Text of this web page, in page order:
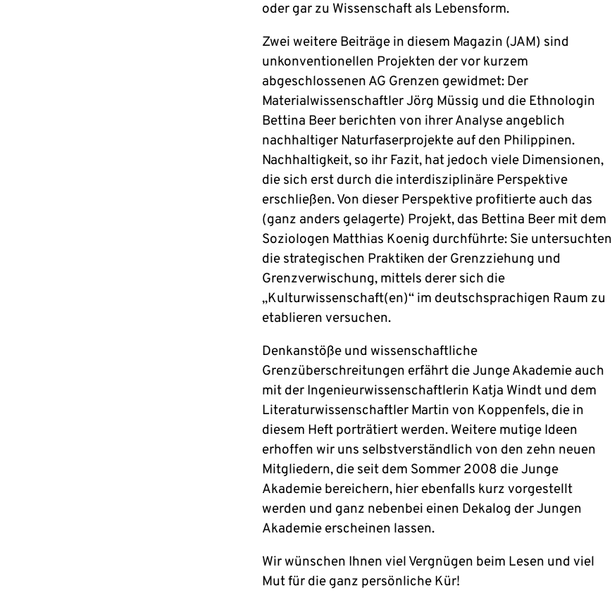
oder gar zu Wissenschaft als Lebensform.
Zwei weitere Beiträge in diesem Magazin (JAM) sind
unkonventionellen Projekten der vor kurzem
abgeschlossenen AG Grenzen gewidmet: Der
Materialwissenschaftler Jörg Müssig und die Ethnologin
Bettina Beer berichten von ihrer Analyse angeblich
nachhaltiger Naturfaserprojekte auf den Philippinen.
Nachhaltigkeit, so ihr Fazit, hat jedoch viele Dimensionen,
die sich erst durch die interdisziplinäre Perspektive
erschließen. Von dieser Perspektive profitierte auch das
(ganz anders gelagerte) Projekt, das Bettina Beer mit dem
Soziologen Matthias Koenig durchführte: Sie untersuchten
die strategischen Praktiken der Grenzziehung und
Grenzverwischung, mittels derer sich die
„Kulturwissenschaft(en)“ im deutschsprachigen Raum zu
etablieren versuchen.
Denkanstöße und wissenschaftliche
Grenzüberschreitungen erfährt die Junge Akademie auch
mit der Ingenieurwissenschaftlerin Katja Windt und dem
Literaturwissenschaftler Martin von Koppenfels, die in
diesem Heft porträtiert werden. Weitere mutige Ideen
erhoffen wir uns selbstverständlich von den zehn neuen
Mitgliedern, die seit dem Sommer 2008 die Junge
Akademie bereichern, hier ebenfalls kurz vorgestellt
werden und ganz nebenbei einen Dekalog der Jungen
Akademie erscheinen lassen.
Wir wünschen Ihnen viel Vergnügen beim Lesen und viel
Mut für die ganz persönliche Kür!